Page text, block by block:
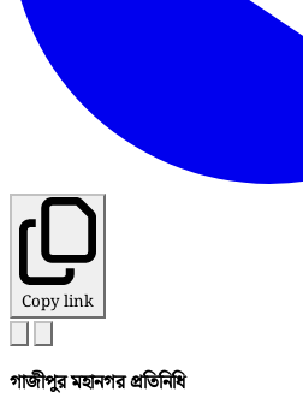
Copy link
গাজীপুর মহানগর প্রতিনিধি